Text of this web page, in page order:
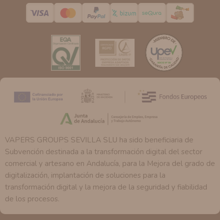
Derechos:Tiene derecho a saber qué información
tenemos sobre usted, corregirla y eliminarla, tal y como
se explica en la información adicional disponible en
nuestra página web.
VAPERS GROUPS SEVILLA SLU ha sido beneficiaria de
Subvención destinada a la transformación digital del sector
comercial y artesano en Andalucía, para la Mejora del grado de
digitalización, implantación de soluciones para la
transformación digital y la mejora de la seguridad y fiabilidad
de los procesos.